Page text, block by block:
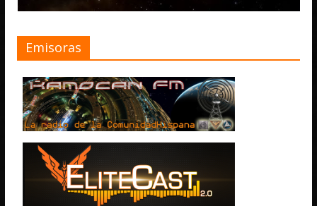
Emisoras